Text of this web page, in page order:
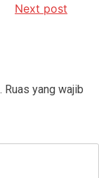
Next post
Ruas yang wajib